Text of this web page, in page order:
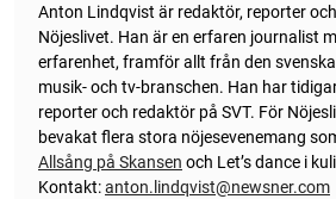
Anton Lindqvist är redaktör, reporter
Nöjeslivet. Han är en erfaren journalist
erfarenhet, framför allt från den
musik- och tv-branschen. Han har
reporter och redaktör på SVT. För
bevakat flera stora nöjesevenemang
Allsång på Skansen och Let’s dance i
Kontakt:anton.lindqvist@newsner.com